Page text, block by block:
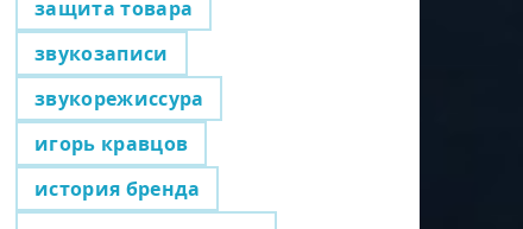
защита товара
звукозаписи
звукорежиссура
игорь кравцов
история бренда